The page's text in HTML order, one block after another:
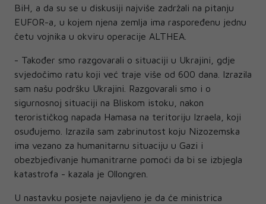
BiH, a da su se u diskusiji najviše zadržali na pitanju
EUFOR-a, u kojem njena zemlja ima raspoređenu jednu
četu vojnika u okviru operacije ALTHEA.
- Također smo razgovarali o situaciji u Ukrajini, gdje
svjedočimo ratu koji već traje više od 600 dana. Izrazila
sam našu podršku Ukrajini. Razgovarali smo i o
sigurnosnoj situaciji na Bliskom istoku, nakon
terorističkog napada Hamasa na teritoriju Izraela, koji
osuđujemo. Izrazila sam zabrinutost koju Nizozemska
ima vezano za humanitarnu situaciju u Gazi i
obezbjeđivanje humanitrarne pomoći da bi se izbjegla
katastrofa - kazala je Ollongren.
U nastavku posjete najavljeno je da će ministrica